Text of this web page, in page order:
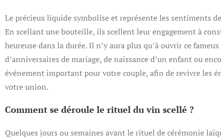
Le précieux liquide symbolise et représente les sentiments
En scellant une bouteille, ils scellent leur engagement à
heureuse dans la durée. Il n’y aura plus qu’à ouvrir ce
d’anniversaires de mariage, de naissance d’un enfant ou
événement important pour votre couple, afin de revivre les
votre union.
Comment se déroule le rituel du vin scellé ?
Quelques jours ou semaines avant le rituel de cérémonie